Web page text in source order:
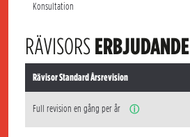
Konsultation
RÄVISORSERBJUDANDE
Rävisor Standard Årsrevision
Full revision en gång per år ⓘ